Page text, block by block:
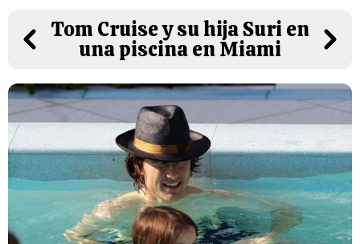
Tom Cruise y su hija Suri en
una piscina en Miami